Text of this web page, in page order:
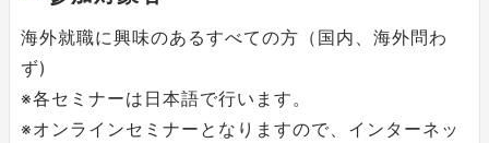
海外就職に興味のあるすべての方（国内、海外問わ
ず)
※各セミナーは日本語で行います。
※オンラインセミナーとなりますので、インターネッ